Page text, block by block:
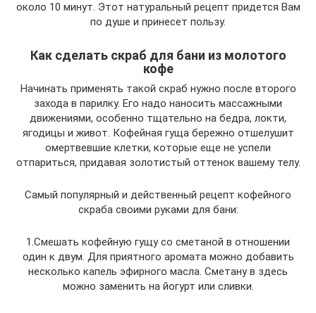
около 10 минут. Этот натуральный рецепт придется Вам
по душе и принесет пользу.
Как сделать скраб для бани из молотого
кофе
Начинать применять такой скраб нужно после второго
захода в парилку. Его надо наносить массажными
движениями, особенно тщательно на бедра, локти,
ягодицы и живот. Кофейная гуща бережно отшелушит
омертвевшие клетки, которые еще не успели
отпариться, придавая золотистый оттенок вашему телу.
Самый популярный и действенный рецепт кофейного
скраба своими руками для бани:
1.Смешать кофейную гущу со сметаной в отношении
один к двум. Для приятного аромата можно добавить
несколько капель эфирного масла. Сметану в здесь
можно заменить на йогурт или сливки.